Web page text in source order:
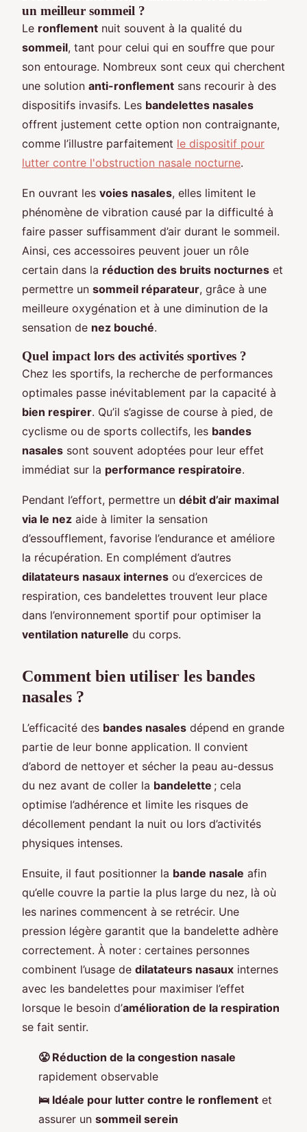
un meilleur sommeil ?
Le ronflement nuit souvent à la qualité du
sommeil, tant pour celui qui en souffre que pour
son entourage. Nombreux sont ceux qui cherchent
une solution anti-ronflement sans recourir à des
dispositifs invasifs. Les bandelettes nasales
offrent justement cette option non contraignante,
comme l’illustre parfaitement le dispositif pour
lutter contre l'obstruction nasale nocturne.
En ouvrant les voies nasales, elles limitent le
phénomène de vibration causé par la difficulté à
faire passer suffisamment d’air durant le sommeil.
Ainsi, ces accessoires peuvent jouer un rôle
certain dans la réduction des bruits nocturnes et
permettre un sommeil réparateur, grâce à une
meilleure oxygénation et à une diminution de la
sensation de nez bouché.
Quel impact lors des activités sportives ?
Chez les sportifs, la recherche de performances
optimales passe inévitablement par la capacité à
bien respirer. Qu’il s’agisse de course à pied, de
cyclisme ou de sports collectifs, les bandes
nasales sont souvent adoptées pour leur effet
immédiat sur la performance respiratoire.
Pendant l’effort, permettre un débit d’air maximal
via le nez aide à limiter la sensation
d’essoufflement, favorise l’endurance et améliore
la récupération. En complément d’autres
dilatateurs nasaux internes ou d’exercices de
respiration, ces bandelettes trouvent leur place
dans l’environnement sportif pour optimiser la
ventilation naturelle du corps.
Comment bien utiliser les bandes
nasales ?
L’efficacité des bandes nasales dépend en grande
partie de leur bonne application. Il convient
d’abord de nettoyer et sécher la peau au-dessus
du nez avant de coller la bandelette ; cela
optimise l’adhérence et limite les risques de
décollement pendant la nuit ou lors d’activités
physiques intenses.
Ensuite, il faut positionner la bande nasale afin
qu’elle couvre la partie la plus large du nez, là où
les narines commencent à se retrécir. Une
pression légère garantit que la bandelette adhère
correctement. À noter : certaines personnes
combinent l’usage de dilatateurs nasaux internes
avec les bandelettes pour maximiser l’effet
lorsque le besoin d’amélioration de la respiration
se fait sentir.
😤 Réduction de la congestion nasale
rapidement observable
🛌 Idéale pour lutter contre le ronflement et
assurer un sommeil serein